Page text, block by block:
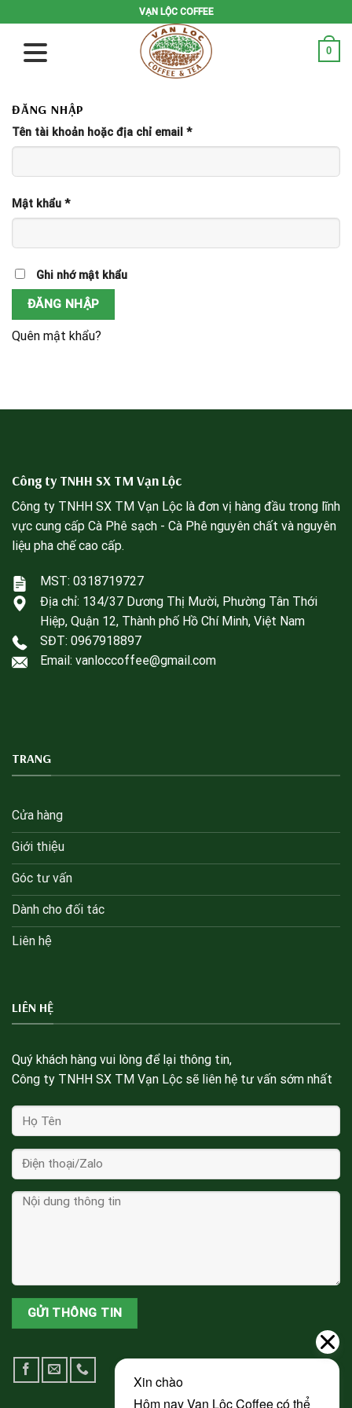
to
content
VẠN LỘC COFFEE
0
ĐĂNG NHẬP
Tên tài khoản hoặc địa chỉ email *
Mật khẩu *
Ghi nhớ mật khẩu
ĐĂNG NHẬP
Quên mật khẩu?
Công ty TNHH SX TM Vạn Lộc
Công ty TNHH SX TM Vạn Lộc là đơn vị hàng đầu trong lĩnh
vực cung cấp Cà Phê sạch - Cà Phê nguyên chất và nguyên
liệu pha chế cao cấp.
MST: 0318719727
Địa chỉ: 134/37 Dương Thị Mười, Phường Tân Thới
Hiệp, Quận 12, Thành phố Hồ Chí Minh, Việt Nam
SĐT: 0967918897
Email: vanloccoffee@gmail.com
TRANG
Cửa hàng
Giới thiệu
Góc tư vấn
Dành cho đối tác
Liên hệ
LIÊN HỆ
Quý khách hàng vui lòng để lại thông tin,
Công ty TNHH SX TM Vạn Lộc sẽ liên hệ tư vấn sớm nhất